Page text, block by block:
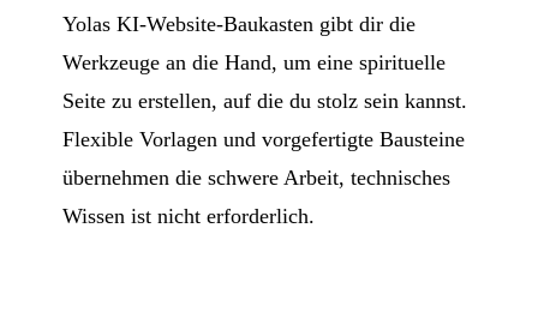
Yolas KI-Website-Baukasten gibt dir die
Werkzeuge an die Hand, um eine spirituelle
Seite zu erstellen, auf die du stolz sein kannst.
Flexible Vorlagen und vorgefertigte Bausteine
übernehmen die schwere Arbeit, technisches
Wissen ist nicht erforderlich.